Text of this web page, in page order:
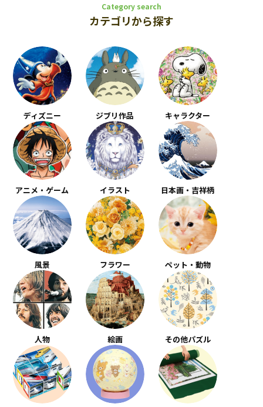
Category search
カテゴリから探す
ディズニー ジブリ作品 キャラクター
アニメ・ゲーム イラスト 日本画・吉祥柄
風景 フラワー ペット・動物
人物 絵画 その他パズル